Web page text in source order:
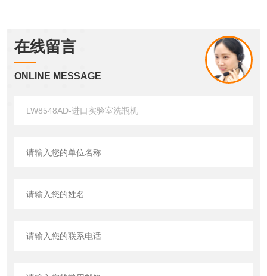
在线留言
ONLINE MESSAGE